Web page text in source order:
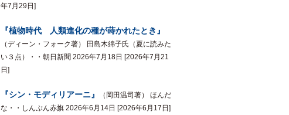
年7月29日]
『植物時代 人類進化の種が蒔かれたとき』
（ディーン・フォーク著） 田島木綿子氏（夏に読みた
い３点）・・朝日新聞 2026年7月18日 [2026年7月21
日]
『シン・モディリアーニ』
（岡田温司著） ほんだ
な・・しんぶん赤旗 2026年6月14日 [2026年6月17日]